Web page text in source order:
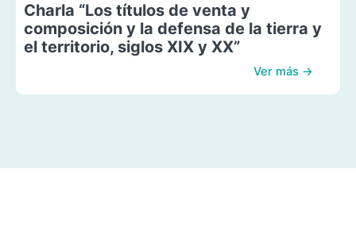
Charla “Los títulos de venta y
composición y la defensa de la tierra y
el territorio, siglos XIX y XX”
Ver más →